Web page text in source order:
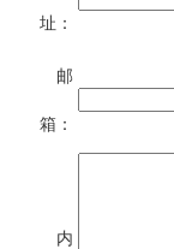
址：
邮
箱：
内